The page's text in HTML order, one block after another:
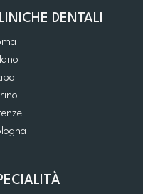
DENTALI